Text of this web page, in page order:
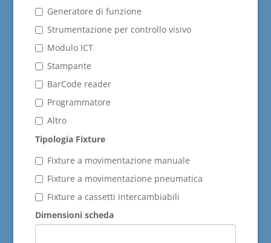
Generatore di funzione
Strumentazione per controllo visivo
Modulo ICT
Stampante
BarCode reader
Programmatore
Altro
Tipologia Fixture
Fixture a movimentazione manuale
Fixture a movimentazione pneumatica
Fixture a cassetti intercambiabili
Dimensioni scheda